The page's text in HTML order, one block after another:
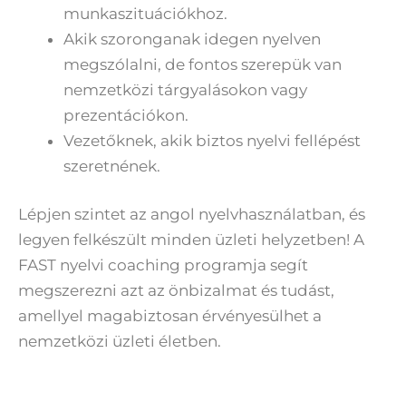
munkaszituációkhoz.
Akik szoronganak idegen nyelven
megszólalni, de fontos szerepük van
nemzetközi tárgyalásokon vagy
prezentációkon.
Vezetőknek, akik biztos nyelvi fellépést
szeretnének.
Lépjen szintet az angol nyelvhasználatban, és
legyen felkészült minden üzleti helyzetben! A
FAST nyelvi coaching programja segít
megszerezni azt az önbizalmat és tudást,
amellyel magabiztosan érvényesülhet a
nemzetközi üzleti életben.